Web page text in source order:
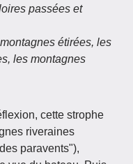
passées et
étirées, les
les montagnes
cette strophe
riveraines
paravents"),